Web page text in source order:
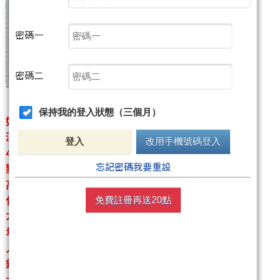
如圖4/7（二）預測突破33500後果然大漲一波，所預
測的第一目標36495和第二目標38255以及第三目標
40634皆已成功達陣，完全掌握本波多頭飆漲近八千
點的漲幅，接下來多頭仍會繼續往前衝？還是應該居
高思危呢？最重要的關鍵價又在哪裡呢？目前空頭有
什麼機會和希望嗎？分析盤勢最重要的是要有所本，
才會有正確的方向。參透為何必能迎接任何~眼界決定
境界，格局決定結局，贏家的關鍵只在於自己知道別
人所不知道的，想提昇獲利就千萬不要省學費這種小
錢！以下就畫一張簡單明白的圖給大家看…希望能幫
密碼一
密碼二
保持我的登入狀態（三個月）
登入 改用手機號碼登入
忘記密碼我要重設
免費註冊再送20點